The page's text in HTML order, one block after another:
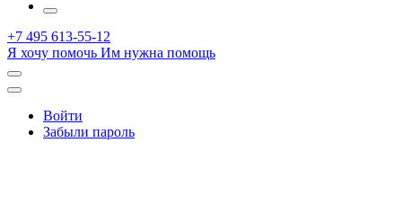
More
+7 495 613-55-12
Я хочу помочь Им нужна помощь
Открыть
поиск
Профиль
Войти
Забыли пароль